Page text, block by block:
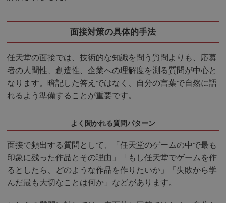
面接対策の具体的手法
任天堂の面接では、技術的な知識を問う質問よりも、応募
者の人間性、創造性、企業への理解度を測る質問が中心と
なります。暗記した答えではなく、自分の言葉で自然に語
れるよう準備することが重要です。
よく聞かれる質問パターン
面接で頻出する質問として、「任天堂のゲームの中で最も
印象に残った作品とその理由」「もし任天堂でゲームを作
るとしたら、どのような作品を作りたいか」「失敗から学
んだ最も大切なことは何か」などがあります。